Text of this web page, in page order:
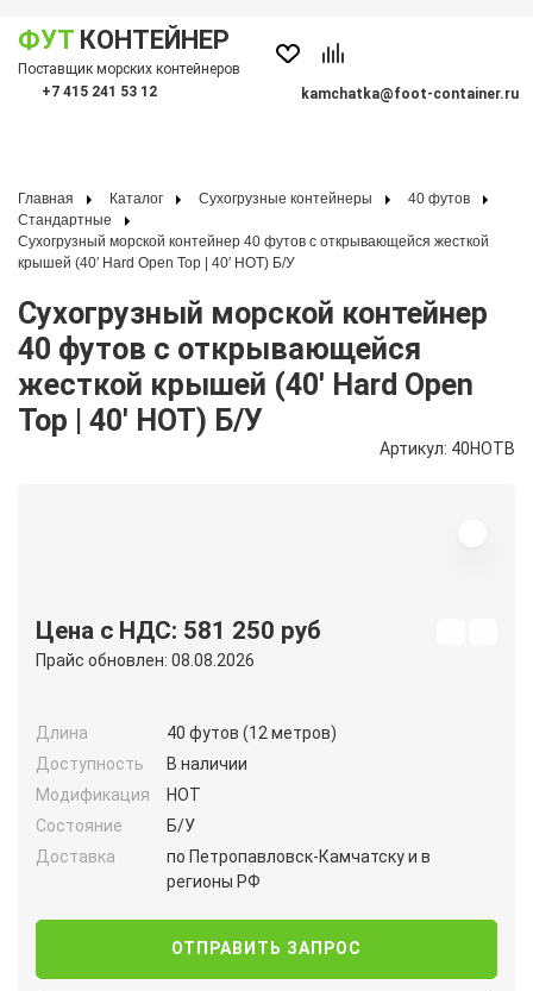
ФУТ КОНТЕЙНЕР
Поставщик морских контейнеров
+7 415 241 53 12
kamchatka@foot-container.ru
Главная Каталог Сухогрузные контейнеры
40 футов
Стандартные
Сухогрузный морской контейнер 40 футов с открывающейся жесткой
крышей (40′ Hard Open Top | 40′ HOT) Б/У
Сухогрузный морской контейнер
40 футов с открывающейся
жесткой крышей (40′ Hard Open
Top | 40′ HOT) Б/У
Артикул: 40HOTB
Цена с НДС: 581 250 руб
Прайс обновлен: 08.08.2026
Длина
40 футов (12 метров)
Доступность
В наличии
Модификация
HOT
Состояние
Б/У
Доставка
по Петропавловск-Камчатску и в
регионы РФ
ОТПРАВИТЬ ЗАПРОС
меню